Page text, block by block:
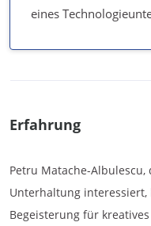
eines
Erfahrung
Petru Matache-
Unterhaltung interessiert,
Begeisterung für